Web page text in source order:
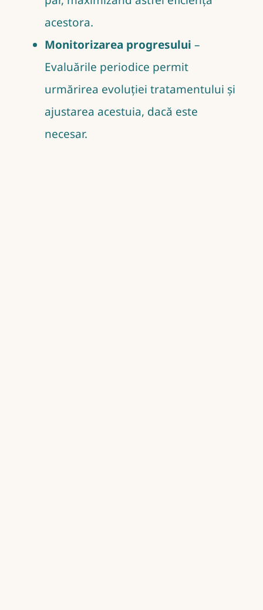
acestora.
Monitorizarea progresului –
Evaluările periodice permit
urmărirea evoluției tratamentului și
ajustarea acestuia, dacă este
necesar.